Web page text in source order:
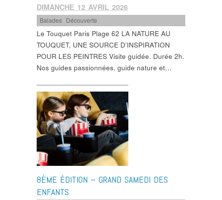
DIMANCHE 12 AVRIL 2026
Balades Découverte
Le Touquet Paris Plage 62 LA NATURE AU
TOUQUET, UNE SOURCE D’INSPIRATION
POUR LES PEINTRES Visite guidée. Durée 2h.
Nos guides passionnées, guide nature et…
8ÈME ÉDITION – GRAND SAMEDI DES
ENFANTS